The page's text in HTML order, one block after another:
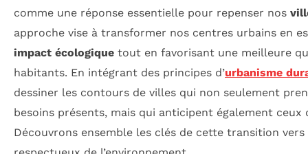
comme une réponse essentielle pour repenser nos
approche vise à transformer nos centres urbains en
impact écologique tout en favorisant une meilleure
habitants. En intégrant des principes d’urbanisme
dessiner les contours de villes qui non seulement
besoins présents, mais qui anticipent également ceux
Découvrons ensemble les clés de cette transition